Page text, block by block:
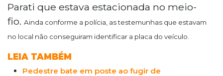
Parati que estava estacionada no meio-
fio. Ainda conforme a polícia, as testemunhas que estavam
no local não conseguiram identificar a placa do veículo.
LEIA TAMBÉM
Pedestre bate em poste ao fugir de